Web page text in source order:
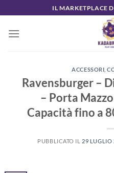
ai
contenuti
IL MARKETPLACE
ACCESSORI ,
Ravensburger –
– Porta
Capacità fino a
PUBBLICATO IL 29 LUGLIO